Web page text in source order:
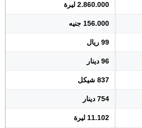
2.860.000 ليرة
156.000 جنيه
99 ريال
96 دينار
837 شيكل
754 دينار
11.102 ليرة